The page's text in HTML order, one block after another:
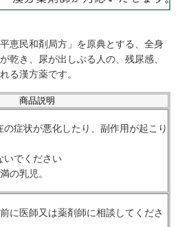
恵民和剤局方」を原典とする、全身
乾き、尿が出しぶる人の、残尿感、
る漢方薬です。
商品説明
の症状が悪化したり、副作用が起こり
いでください
乳児。
に医師又は薬剤師に相談してくださ